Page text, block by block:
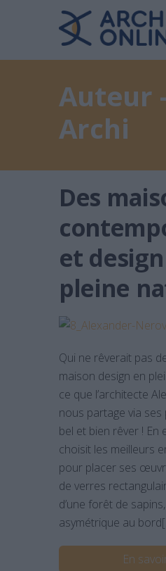
Auteur
Archi
Des
et
pleine
Qui ne rêverait pas
maison design en
ce que l’architecte
nous partage via
bel et bien rêver ! En
choisit les meilleurs
pour placer ses
de verres
d’une forêt de
asymétrique au
En